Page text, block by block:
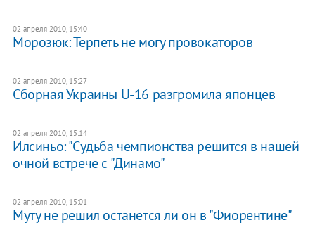
02 апреля 2010, 15:40
Морозюк: Терпеть не могу провокаторов
02 апреля 2010, 15:27
Сборная Украины U-16 разгромила японцев
02 апреля 2010, 15:14
Илсиньо: "Судьба чемпионства решится в нашей
очной встрече с "Динамо"
02 апреля 2010, 15:01
Муту не решил останется ли он в "Фиорентине"